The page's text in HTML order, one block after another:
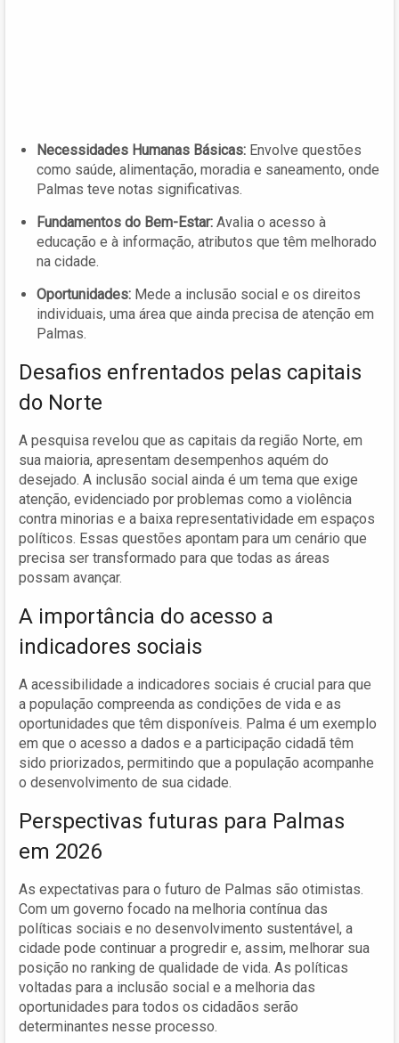
Necessidades Humanas Básicas: Envolve questões
como saúde, alimentação, moradia e saneamento, onde
Palmas teve notas significativas.
Fundamentos do Bem-Estar: Avalia o acesso à
educação e à informação, atributos que têm melhorado
na cidade.
Oportunidades: Mede a inclusão social e os direitos
individuais, uma área que ainda precisa de atenção em
Palmas.
Desafios enfrentados pelas capitais
do Norte
A pesquisa revelou que as capitais da região Norte, em
sua maioria, apresentam desempenhos aquém do
desejado. A inclusão social ainda é um tema que exige
atenção, evidenciado por problemas como a violência
contra minorias e a baixa representatividade em espaços
políticos. Essas questões apontam para um cenário que
precisa ser transformado para que todas as áreas
possam avançar.
A importância do acesso a
indicadores sociais
A acessibilidade a indicadores sociais é crucial para que
a população compreenda as condições de vida e as
oportunidades que têm disponíveis. Palma é um exemplo
em que o acesso a dados e a participação cidadã têm
sido priorizados, permitindo que a população acompanhe
o desenvolvimento de sua cidade.
Perspectivas futuras para Palmas
em 2026
As expectativas para o futuro de Palmas são otimistas.
Com um governo focado na melhoria contínua das
políticas sociais e no desenvolvimento sustentável, a
cidade pode continuar a progredir e, assim, melhorar sua
posição no ranking de qualidade de vida. As políticas
voltadas para a inclusão social e a melhoria das
oportunidades para todos os cidadãos serão
determinantes nesse processo.